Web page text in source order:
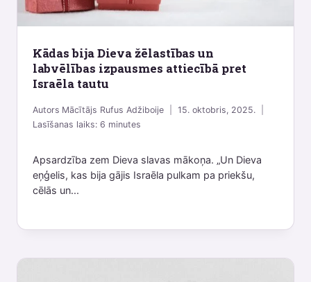
Kādas bija Dieva žēlastības un
labvēlības izpausmes attiecībā pret
Israēla tautu
Autors Mācītājs Rufus Adžiboije
15. oktobris, 2025.
Lasīšanas laiks:6 minutes
Apsardzība zem Dieva slavas mākoņa. „Un Dieva
eņģelis, kas bija gājis Israēla pulkam pa priekšu,
cēlās un...